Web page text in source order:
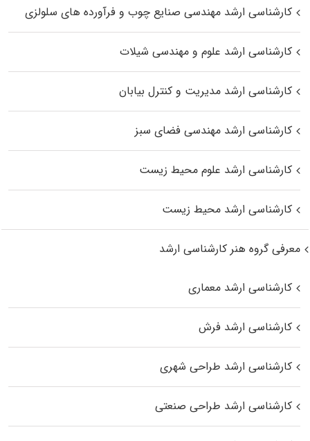
کارشناسی ارشد مهندسی صنایع چوب و فرآورده‌ های سلولزی
کارشناسی ارشد علوم و مهندسی شیلات
کارشناسی ارشد مدیریت و کنترل بیابان
کارشناسی ارشد مهندسی فضای سبز
کارشناسی ارشد علوم محیط‌ زیست
کارشناسی ارشد محیط زیست
معرفی گروه هنر کارشناسی ارشد
کارشناسی ارشد معماری
کارشناسی ارشد فرش
کارشناسی ارشد طراحی شهری
کارشناسی ارشد طراحی صنعتی